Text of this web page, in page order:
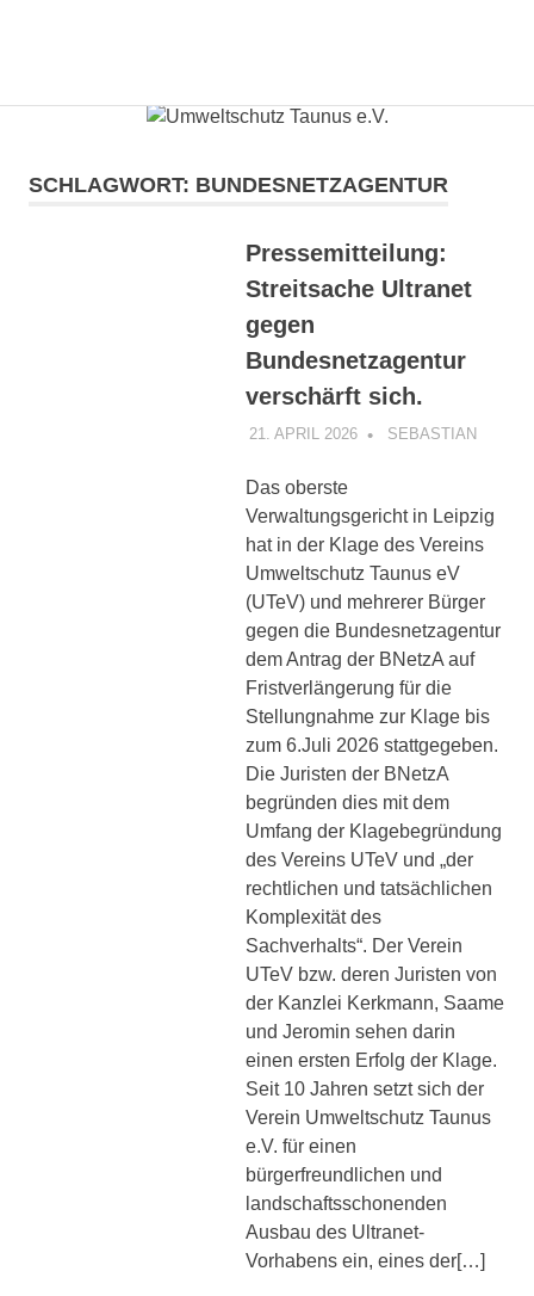
e.V.
den
Energiewende
SCHLAGWORT: BUNDESNETZAGENTUR
Pressemitteilung:
Streitsache Ultranet
gegen
Bundesnetzagentur
verschärft sich.
21. APRIL 2026 SEBASTIAN
Das oberste
Verwaltungsgericht in Leipzig
hat in der Klage des Vereins
Umweltschutz Taunus eV
(UTeV) und mehrerer Bürger
gegen die Bundesnetzagentur
dem Antrag der BNetzA auf
Fristverlängerung für die
Stellungnahme zur Klage bis
zum 6.Juli 2026 stattgegeben.
Die Juristen der BNetzA
begründen dies mit dem
Umfang der Klagebegründung
des Vereins UTeV und „der
rechtlichen und tatsächlichen
Komplexität des
Sachverhalts“. Der Verein
UTeV bzw. deren Juristen von
der Kanzlei Kerkmann, Saame
und Jeromin sehen darin
einen ersten Erfolg der Klage.
Seit 10 Jahren setzt sich der
Verein Umweltschutz Taunus
e.V. für einen
bürgerfreundlichen und
landschaftsschonenden
Ausbau des Ultranet-
Vorhabens ein, eines der[…]